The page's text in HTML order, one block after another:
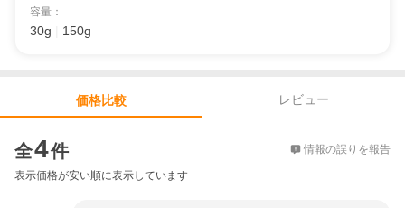
容量 ：
30g 150g
価格比較
レビュー
全4件 情報の誤りを報告
表示価格が安い順に表示しています